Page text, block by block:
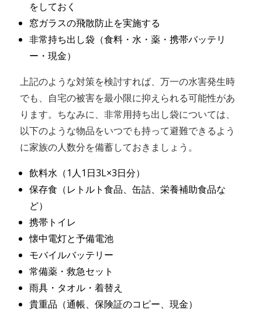
をしておく
窓ガラスの飛散防止を実施する
非常持ち出し袋（食料・水・薬・携帯バッテリ
ー・現金）
上記のような対策を検討すれば、万一の水害発生時
でも、自宅の被害を最小限に抑えられる可能性があ
ります。ちなみに、非常用持ち出し袋については、
以下のような物品をいつでも持って避難できるよう
に家族の人数分を備蓄しておきましょう。
飲料水（1人1日3L×3日分）
保存食（レトルト食品、缶詰、栄養補助食品な
ど）
携帯トイレ
懐中電灯と予備電池
モバイルバッテリー
常備薬・救急セット
雨具・タオル・着替え
貴重品（通帳、保険証のコピー、現金）